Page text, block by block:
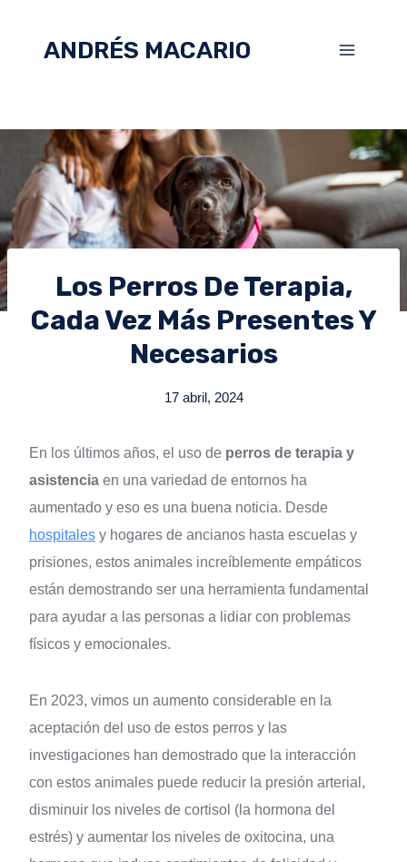
ANDRÉS MACARIO
Los Perros De Terapia,
Cada Vez Más Presentes Y
Necesarios
17 abril, 2024
En los últimos años, el uso de perros de terapia y
asistencia en una variedad de entornos ha
aumentado y eso es una buena noticia. Desde
hospitales y hogares de ancianos hasta escuelas y
prisiones, estos animales increíblemente empáticos
están demostrando ser una herramienta fundamental
para ayudar a las personas a lidiar con problemas
físicos y emocionales.
En 2023, vimos un aumento considerable en la
aceptación del uso de estos perros y las
investigaciones han demostrado que la interacción
con estos animales puede reducir la presión arterial,
disminuir los niveles de cortisol (la hormona del
estrés) y aumentar los niveles de oxitocina, una